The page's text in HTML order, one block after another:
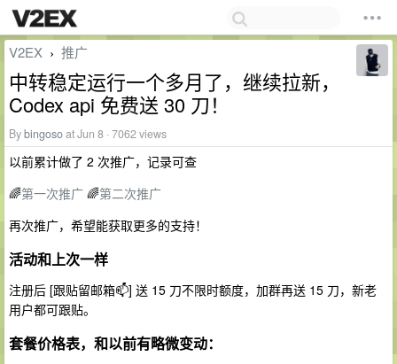
V2EX › 推广
中转稳定运行一个多月了，继续拉新，
Codex api 免费送 30 刀！
Bybingosoat Jun 8 · 7062 views
以前累计做了 2 次推广，记录可查
🌈第一次推广 🌈第二次推广
再次推广，希望能获取更多的支持！
活动和上次一样
注册后 [跟贴留邮箱📫] 送 15 刀不限时额度，加群再送 15 刀，新老
用户都可跟贴。
套餐价格表，和以前有略微变动：